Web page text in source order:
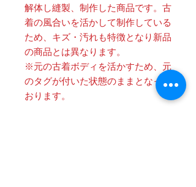
解体し縫製、制作した商品です。古
着の風合いを活かして制作している
ため、キズ・汚れも特徴となり新品
の商品とは異なります。
※元の古着ボディを活かすため、元
のタグが付いた状態のままとなって
おります。